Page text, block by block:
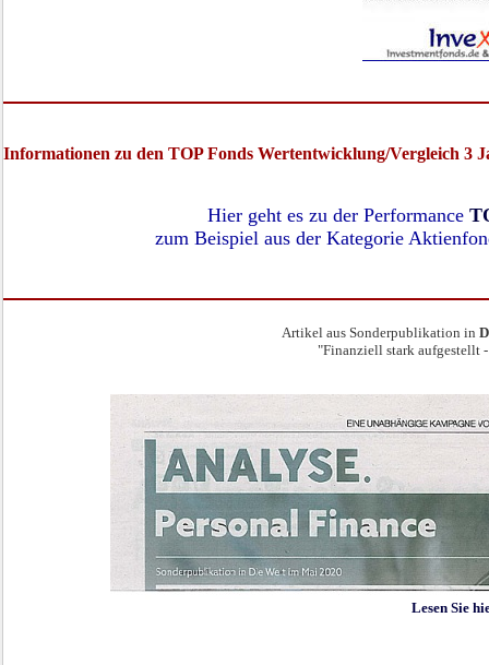
Informationen zu den TOP Fonds Wertentwicklung/Vergleich 3
Hier geht es zu der Performance
zum Beispiel aus der Kategorie
Artikel aus Sonderpublikation in
"Finanziell stark aufgestellt
Lesen Sie